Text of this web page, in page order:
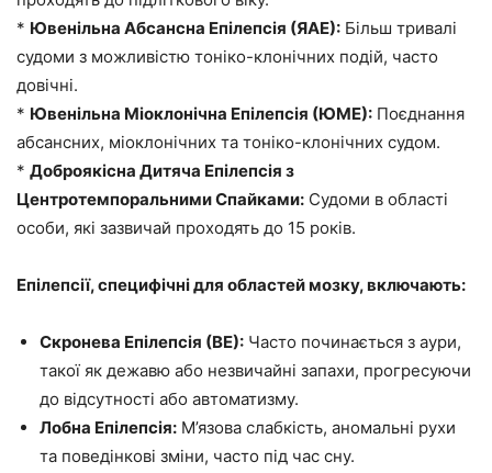
* Ювенільна Абсансна Епілепсія (ЯАЕ): Більш тривалі
судоми з можливістю тоніко-клонічних подій, часто
довічні.
* Ювенільна Міоклонічна Епілепсія (ЮМЕ): Поєднання
абсансних, міоклонічних та тоніко-клонічних судом.
* Доброякісна Дитяча Епілепсія з
Центротемпоральними Спайками: Судоми в області
особи, які зазвичай проходять до 15 років.
Епілепсії, специфічні для областей мозку, включають:
Скронева Епілепсія (ВЕ): Часто починається з аури,
такої як дежавю або незвичайні запахи, прогресуючи
до відсутності або автоматизму.
Лобна Епілепсія: М’язова слабкість, аномальні рухи
та поведінкові зміни, часто під час сну.